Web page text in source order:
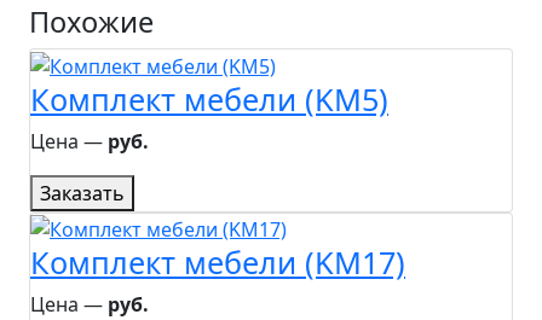
Похожие
Комплект мебели (KM5)
Цена ― руб.
Заказать
Комплект мебели (KM17)
Цена ― руб.